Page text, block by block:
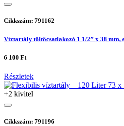
Cikkszám: 791162
Víztartály töltőcsatlakozó 1 1/2” x 38 mm,
6 100 Ft
Részletek
+2 kivitel
Cikkszám: 791196